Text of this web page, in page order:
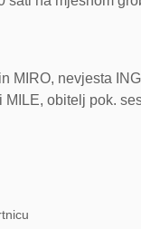
MIRO, nevjesta
MILE, obitelj pok.